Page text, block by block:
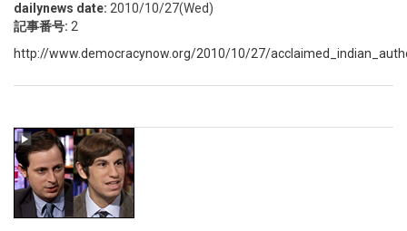
dailynews date: 2010/10/27(Wed)
記事番号: 2
http://www.democracynow.org/2010/10/27/